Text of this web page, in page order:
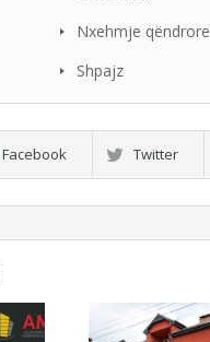
Nxehmje qëndrore
Shpajz
Facebook Twitter